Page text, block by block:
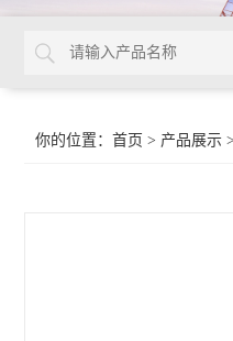
你的位置：首页 > 产品展示